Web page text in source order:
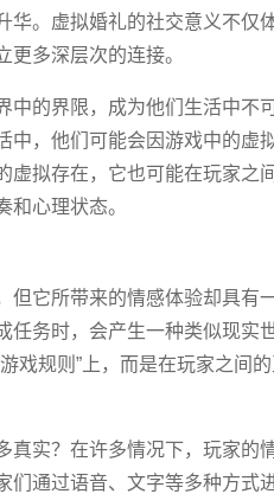
华。虚拟婚礼的社交意义不仅
多深层次的连接。
中的界限，成为他们生活中不
中，他们可能会因游戏中的虚
虚拟存在，它也可能在玩家之
心理状态。
但它所带来的情感体验却具有
任务时，会产生一种类似现实
戏规则”上，而是在玩家之间
真实？在许多情况下，玩家的
们通过语音、文字等多种方式